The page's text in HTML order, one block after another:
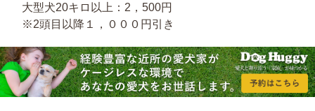
大型犬20キロ以上：2，500円
※2頭目以降１，０００円引き